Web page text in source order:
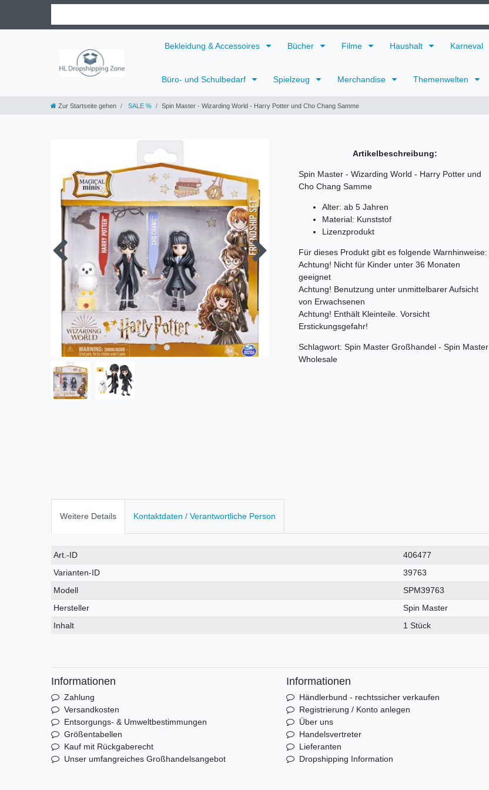
Bekleidung & Accessoires Bücher Filme Haushalt Karneval
Büro- und Schulbedarf Spielzeug Merchandise Themenwelten
Zur Startseite gehen SALE % Spin Master - Wizarding World - Harry Potter und Cho Chang Samme
Artikelbeschreibung:
Spin Master - Wizarding World - Harry Potter und
Cho Chang Samme
Alter: ab 5 Jahren
Material: Kunststof
Lizenzprodukt
Für dieses Produkt gibt es folgende Warnhinweise:
Achtung! Nicht für Kinder unter 36 Monaten
geeignet
Achtung! Benutzung unter unmittelbarer Aufsicht
von Erwachsenen
Achtung! Enthält Kleinteile. Vorsicht
Erstickungsgefahr!
Schlagwort: Spin Master Großhandel - Spin Master
Wholesale
Weitere Details Kontaktdaten / Verantwortliche Person
Technisches
Merkmal
Wert
Art.-ID
406477
Varianten-ID
39763
Modell
SPM39763
Hersteller
Spin Master
Inhalt
1 Stück
Informationen
Zahlung
Versandkosten
Entsorgungs- & Umweltbestimmungen
Größentabellen
Kauf mit Rückgaberecht
Unser umfangreiches Großhandelsangebot
Informationen
Händlerbund - rechtssicher verkaufen
Registrierung / Konto anlegen
Über uns
Handelsvertreter
Lieferanten
Dropshipping Information